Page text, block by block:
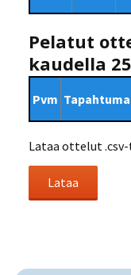
Pelatut
kaudella
Pvm Tapahtuma
Lataa ottelut